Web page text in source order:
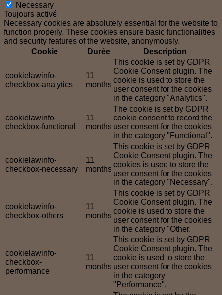
Necessary
Toujours activé
Necessary cookies are absolutely essential for the website to
function properly. These cookies ensure basic functionalities
and security features of the website, anonymously.
Cookie
Durée Description
cookielawinfo-
checkbox-analytics
11
months
This cookie is set by GDPR
Cookie Consent plugin. The
cookie is used to store the
user consent for the cookies
in the category "Analytics".
cookielawinfo-
checkbox-functional
11
months
The cookie is set by GDPR
cookie consent to record the
user consent for the cookies
in the category "Functional".
cookielawinfo-
checkbox-necessary
11
months
This cookie is set by GDPR
Cookie Consent plugin. The
cookies is used to store the
user consent for the cookies
in the category "Necessary".
cookielawinfo-
checkbox-others
11
months
This cookie is set by GDPR
Cookie Consent plugin. The
cookie is used to store the
user consent for the cookies
in the category "Other.
cookielawinfo-
checkbox-
performance
11
months
This cookie is set by GDPR
Cookie Consent plugin. The
cookie is used to store the
user consent for the cookies
in the category
"Performance".